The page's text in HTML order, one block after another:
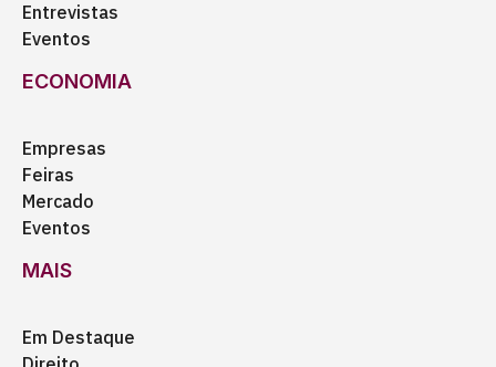
Entrevistas
Eventos
ECONOMIA
Empresas
Feiras
Mercado
Eventos
MAIS
Em Destaque